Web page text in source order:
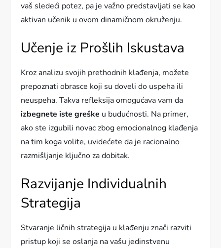
vaš sledeći potez, pa je važno predstavljati se kao
aktivan učenik u ovom dinamičnom okruženju.
Učenje iz Prošlih Iskustava
Kroz analizu svojih prethodnih klađenja, možete
prepoznati obrasce koji su doveli do uspeha ili
neuspeha. Takva refleksija omogućava vam da
izbegnete iste greške u budućnosti. Na primer,
ako ste izgubili novac zbog emocionalnog klađenja
na tim koga volite, uvidećete da je racionalno
razmišljanje ključno za dobitak.
Razvijanje Individualnih
Strategija
Stvaranje ličnih strategija u klađenju znači razviti
pristup koji se oslanja na vašu jedinstvenu